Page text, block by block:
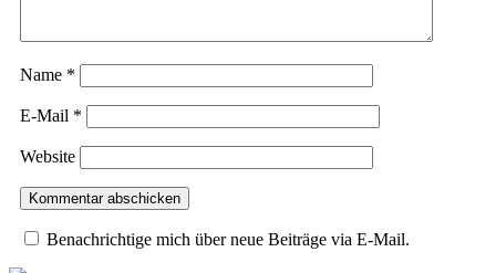
Name *
E-Mail *
Website
Benachrichtige mich über neue Beiträge via E-Mail.